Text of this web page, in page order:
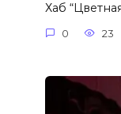
Хаб
0 23